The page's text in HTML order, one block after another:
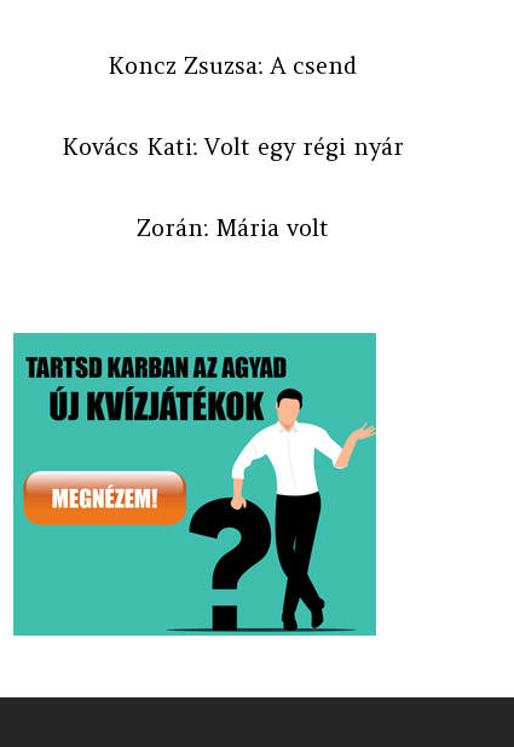
Koncz Zsuzsa: A csend
Kovács Kati: Volt egy régi nyár
Zorán: Mária volt